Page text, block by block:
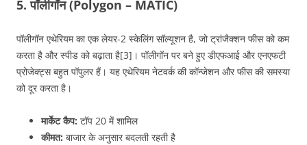
5. पॉलीगॉन (Polygon – MATIC)
पॉलीगॉन एथेरियम का एक लेयर-2 स्केलिंग सॉल्यूशन है, जो ट्रांजैक्शन फीस को कम
करता है और स्पीड को बढ़ाता है[3]। पॉलीगॉन पर बने हुए डीएफआई और एनएफटी
प्रोजेक्ट्स बहुत पॉपुलर हैं। यह एथेरियम नेटवर्क की कॉन्जेशन और फीस की समस्या
को दूर करता है।
मार्केट कैप: टॉप 20 में शामिल
कीमत: बाजार के अनुसार बदलती रहती है